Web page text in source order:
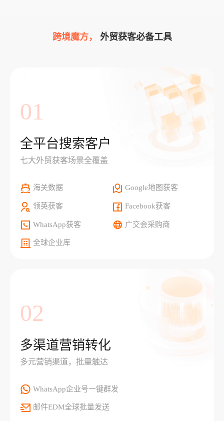
跨境魔方， 外贸获客必备工具
01
全平台搜索客户
七大外贸获客场景全覆盖
海关数据 Google地图获客
领英获客 Facebook获客
WhatsApp获客 广交会采购商
全球企业库
02
多渠道营销转化
多元营销渠道，批量触达
WhatsApp企业号一键群发
邮件EDM全球批量发送